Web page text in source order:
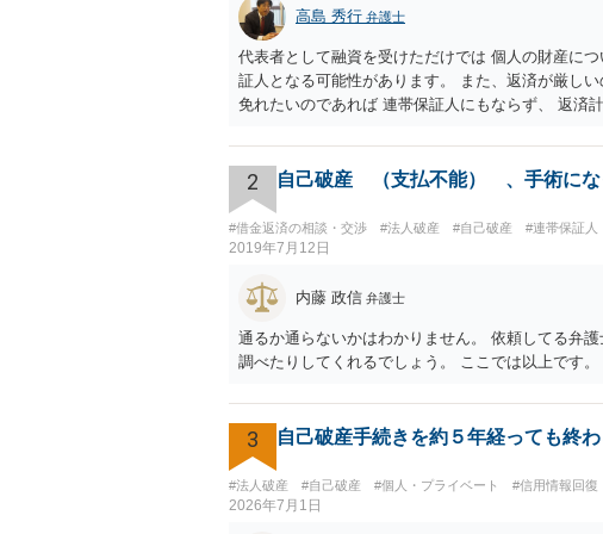
高島 秀行 弁護士
代表者として融資を受けただけでは 個人の財産に
証人となる可能性があります。 また、返済が厳し
免れたいのであれば 連帯保証人にもならず、 返済
2 自己破産 （支払不能） 、手術にな
#借金返済の相談・交渉 #法人破産 #自己破産 #連帯保証人
2019年7月12日
内藤 政信 弁護士
通るか通らないかはわかりません。 依頼してる弁
調べたりしてくれるでしょう。 ここでは以上です。
3 自己破産手続きを約５年経っても終わ
#法人破産 #自己破産 #個人・プライベート #信用情報回復
2026年7月1日